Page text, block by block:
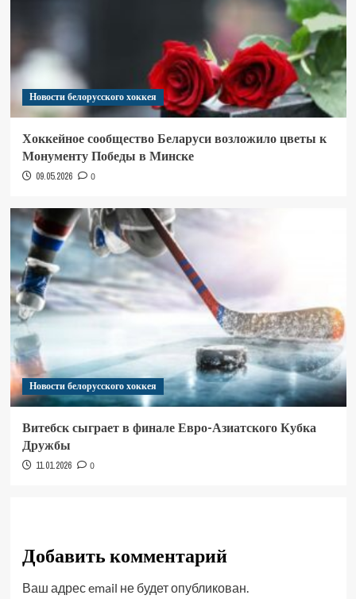
Новости белорусского хоккея
Хоккейное сообщество Беларуси возложило цветы к
Монументу Победы в Минске
09.05.2026 0
Новости белорусского хоккея
Витебск сыграет в финале Евро-Азиатского Кубка
Дружбы
11.01.2026 0
Добавить комментарий
Ваш адрес email не будет опубликован.